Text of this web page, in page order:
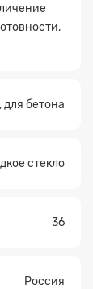
бетона
стекло
36
Россия